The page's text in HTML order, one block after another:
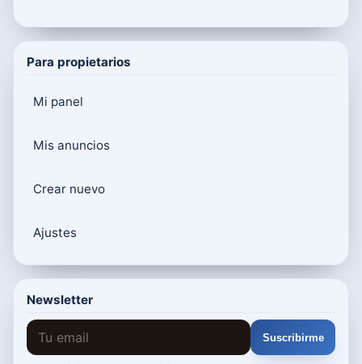
Para propietarios
Mi panel
Mis anuncios
Crear nuevo
Ajustes
Newsletter
Suscribirme